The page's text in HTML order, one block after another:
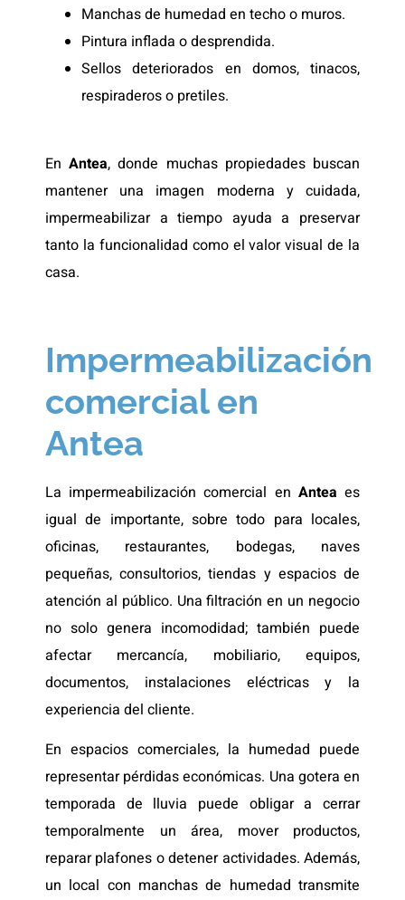
Manchas de humedad en techo o muros.
Pintura inflada o desprendida.
Sellos deteriorados en domos, tinacos,
respiraderos o pretiles.
EnAntea, donde muchas propiedades buscan
mantener una imagen moderna y cuidada,
impermeabilizar a tiempo ayuda a preservar
tanto la funcionalidad como el valor visual de la
casa.
Impermeabilización
comercial en
Antea
La impermeabilización comercial en Antea es
igual de importante, sobre todo para locales,
oficinas, restaurantes, bodegas, naves
pequeñas, consultorios, tiendas y espacios de
atención al público. Una filtración en un negocio
no solo genera incomodidad; también puede
afectar mercancía, mobiliario, equipos,
documentos, instalaciones eléctricas y la
experiencia del cliente.
En espacios comerciales, la humedad puede
representar pérdidas económicas. Una gotera en
temporada de lluvia puede obligar a cerrar
temporalmente un área, mover productos,
reparar plafones o detener actividades. Además,
un local con manchas de humedad transmite